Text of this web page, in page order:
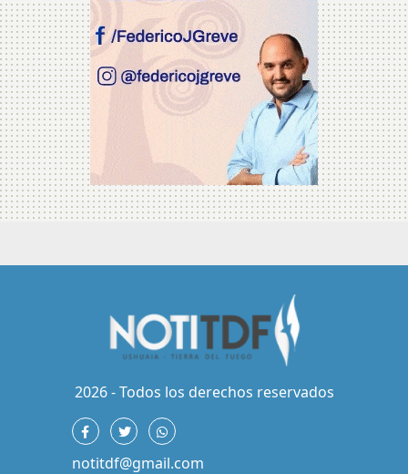
2026 - Todos los derechos reservados
notitdf@gmail.com